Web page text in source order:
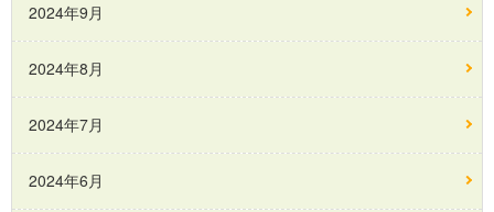
2024年9月
2024年8月
2024年7月
2024年6月